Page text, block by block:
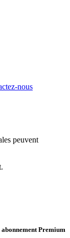
nous
peuvent
abonnement Premium